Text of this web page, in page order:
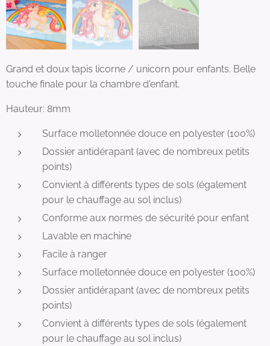
Grand et doux tapis licorne / unicorn pour enfants. Belle
touche finale pour la chambre d'enfant.
Hauteur: 8mm
Surface molletonnée douce en polyester (100%)
Dossier antidérapant (avec de nombreux petits
points)
Convient à différents types de sols (également
pour le chauffage au sol inclus)
Conforme aux normes de sécurité pour enfant
Lavable en machine
Facile à ranger
Surface molletonnée douce en polyester (100%)
Dossier antidérapant (avec de nombreux petits
points)
Convient à différents types de sols (également
pour le chauffage au sol inclus)